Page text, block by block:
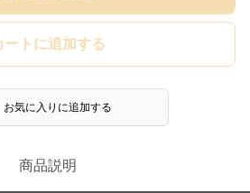
ートに追加する
お気に入りに追加する
商品説明